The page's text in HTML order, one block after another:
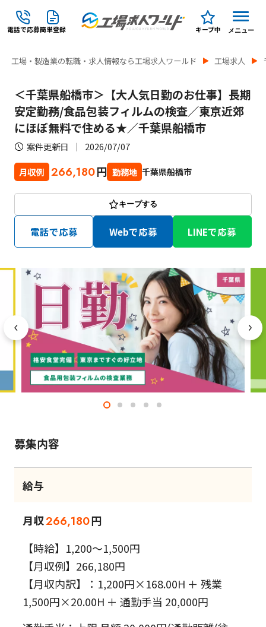
電話で応募簡単登録 キープ中 メニュー
工場・製造業の転職・求人情報なら工場求人ワールド 工場求人
＜千葉県船橋市＞【大人気日勤のお仕事】長期
安定勤務/食品包装フィルムの検査／東京近郊
にほぼ無料で住める★／千葉県船橋市
案件更新日 2026/07/07
月収例 266,180円 勤務地 千葉県船橋市
キープする
電話で応募 Webで応募 LINEで応募
募集内容
給与
月収266,180円
【時給】1,200～1,500円
【月収例】266,180円
【月収内訳】：1,200円×168.00H ＋ 残業
1,500円×20.00H ＋ 通勤手当 20,000円